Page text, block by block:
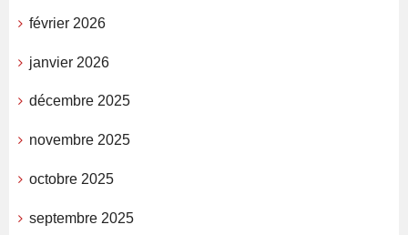
février 2026
janvier 2026
décembre 2025
novembre 2025
octobre 2025
septembre 2025